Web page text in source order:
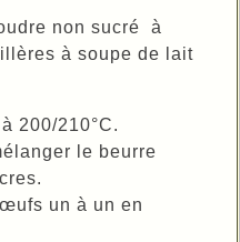
non sucré à
à soupe de lait
200/210°C.
le beurre
un à un en